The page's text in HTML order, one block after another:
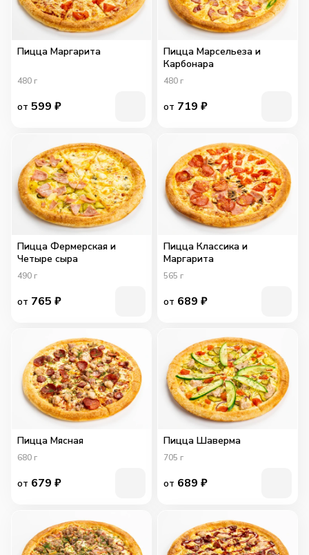
Пицца Маргарита
480 г
от 599 ₽
Пицца Марсельеза и
Карбонара
480 г
от 719 ₽
Пицца Фермерская и
Четыре сыра
490 г
от 765 ₽
Пицца Классика и
Маргарита
565 г
от 689 ₽
Пицца Мясная
680 г
от 679 ₽
Пицца Шаверма
705 г
от 689 ₽